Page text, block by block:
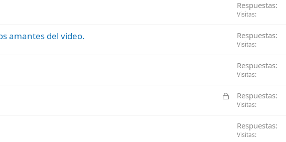
Respuestas
Visitas
amantes del video. Respuestas
Visitas
Respuestas
Visitas
C
r
Respuestas
Visitas
Respuestas
Visitas